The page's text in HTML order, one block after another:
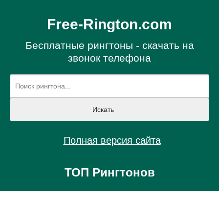
Free-Rington.com
Бесплатные рингтоны - скачать на
звонок телефона
Полная версия сайта
ТОП Рингтонов